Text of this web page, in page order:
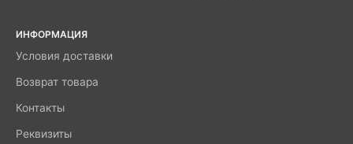
ИНФОРМАЦИЯ
Условия доставки
Возврат товара
Контакты
Реквизиты